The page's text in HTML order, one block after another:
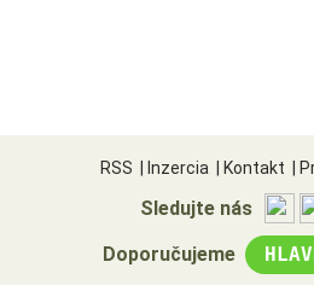
RSS Inzercia Kontakt
Sledujte nás
Doporučujeme